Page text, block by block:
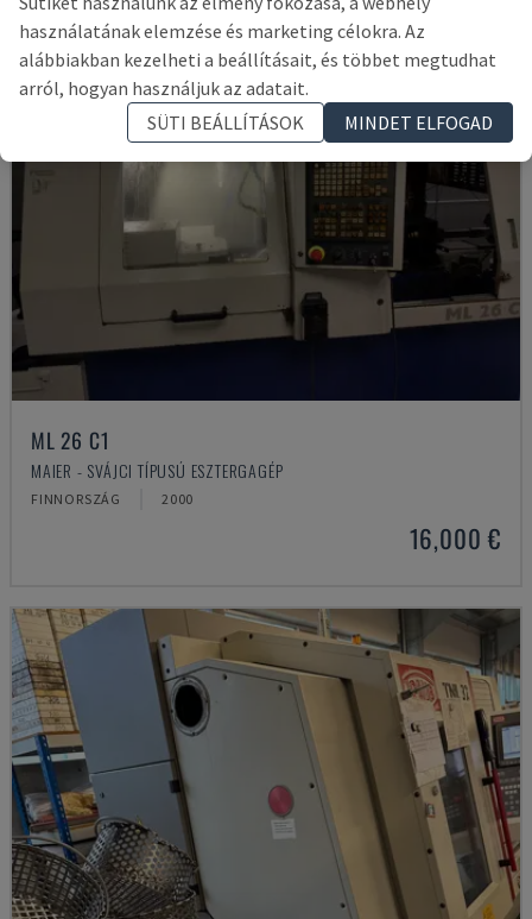
ML 26 C1
MAIER - SVÁJCI TÍPUSÚ ESZTERGAGÉP
FINNORSZÁG 2000
16,000 €
használatának elemzése és marketing célokra. Az
alábbiakban kezelheti a beállításait, és többet megtudhat
arról, hogyan használjuk az adatait.
SÜTI BEÁLLÍTÁSOK
MINDET ELFOGAD